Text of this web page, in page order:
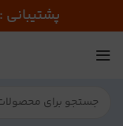
پشتیبانی : 02166102619 - 09366119082